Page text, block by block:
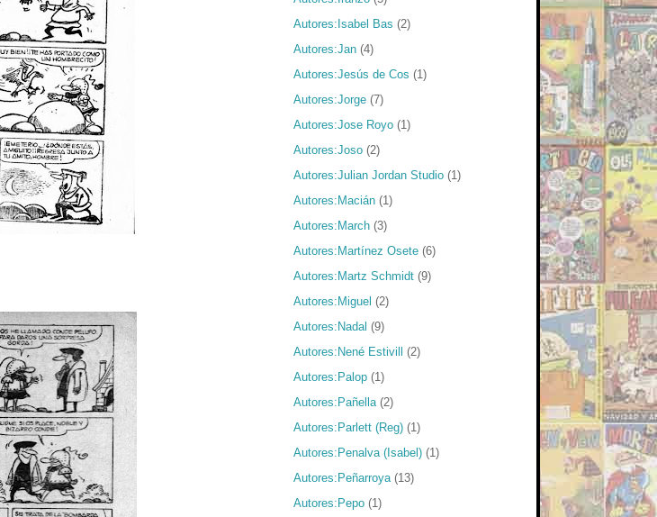
Autores:Isabel Bas (2)
Autores:Jan (4)
Autores:Jesús de Cos (1)
Autores:Jorge (7)
Autores:Jose Royo (1)
Autores:Joso (2)
Autores:Julian Jordan Studio (1)
Autores:Macián (1)
Autores:March (3)
Autores:Martínez Osete (6)
Autores:Martz Schmidt (9)
Autores:Miguel (2)
Autores:Nadal (9)
Autores:Nené Estivill
(2)
Autores:Palop (1)
Autores:Pañella (2)
Autores:Parlett (Reg) (1)
Autores:Penalva (Isabel) (1)
Autores:Peñarroya (13)
Autores:Pepo (1)